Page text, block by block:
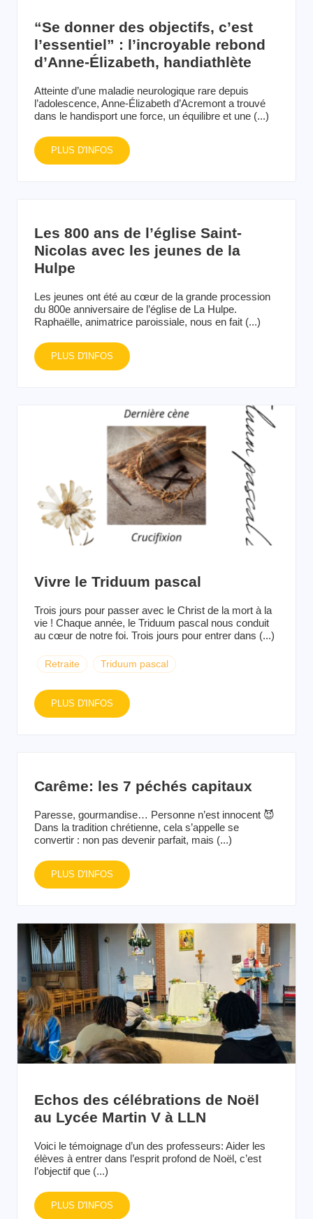
“Se donner des objectifs, c’est
l’essentiel” : l’incroyable rebond
d’Anne-Élizabeth, handiathlète
Atteinte d’une maladie neurologique rare depuis
l’adolescence, Anne-Élizabeth d’Acremont a trouvé
dans le handisport une force, un équilibre et une (...)
PLUS D'INFOS
Les 800 ans de l’église Saint-
Nicolas avec les jeunes de la
Hulpe
Les jeunes ont été au cœur de la grande procession
du 800e anniversaire de l’église de La Hulpe.
Raphaëlle, animatrice paroissiale, nous en fait (...)
PLUS D'INFOS
Vivre le Triduum pascal
Trois jours pour passer avec le Christ de la mort à la
vie ! Chaque année, le Triduum pascal nous conduit
au cœur de notre foi. Trois jours pour entrer dans (...)
Retraite Triduum pascal
PLUS D'INFOS
Carême: les 7 péchés capitaux
Paresse, gourmandise… Personne n’est innocent 😈
Dans la tradition chrétienne, cela s’appelle se
convertir : non pas devenir parfait, mais (...)
PLUS D'INFOS
Echos des célébrations de Noël
au Lycée Martin V à LLN
Voici le témoignage d’un des professeurs: Aider les
élèves à entrer dans l’esprit profond de Noël, c’est
l’objectif que (...)
PLUS D'INFOS